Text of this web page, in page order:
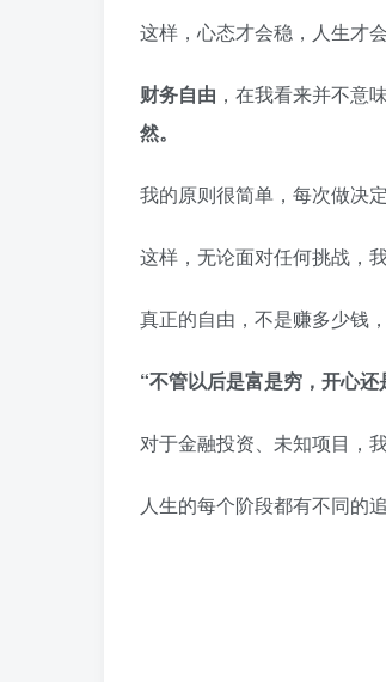
这样，心态才会稳，人生才会
财务自由 ，在我看来并不意
然。
我的原则很简单，每次做决
这样，无论面对任何挑战，
真正的自由，不是赚多少钱，
“不管以后是富是穷，开心
对于金融投资、未知项目，
人生的每个阶段都有不同的